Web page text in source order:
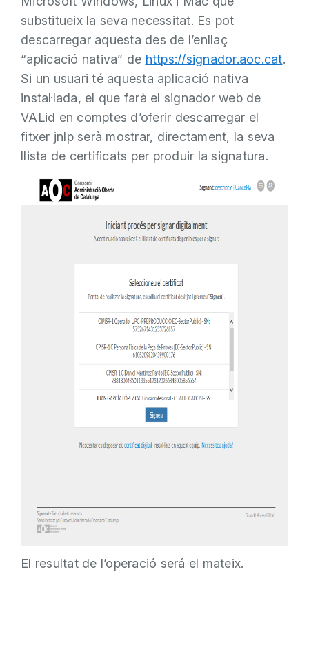
substitueix la seva necessitat. Es pot
descarregar aquesta des de l’enllaç
“aplicació nativa” de https://signador.aoc.cat.
Si un usuari té aquesta aplicació nativa
instal·lada, el que farà el signador web de
VALid en comptes d’oferir descarregar el
fitxer jnlp serà mostrar, directament, la seva
llista de certificats per produir la signatura.
El resultat de l’operació será el mateix.